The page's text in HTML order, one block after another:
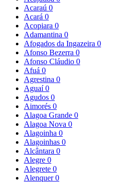
Acaraú 0
Acará 0
Acopiara 0
Adamantina 0
Afogados da Ingazeira 0
Afonso Bezerra 0
Afonso Cláudio 0
Afuá 0
Agrestina 0
Aguaí0
Agudos 0
Aimorés 0
Alagoa Grande 0
Alagoa Nova 0
Alagoinha 0
Alagoinhas 0
Alcântara 0
Alegre 0
Alegrete 0
Alenquer0